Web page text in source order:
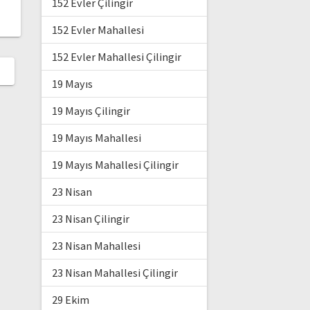
152 Evler Çilingir
152 Evler Mahallesi
152 Evler Mahallesi Çilingir
19 Mayıs
19 Mayıs Çilingir
19 Mayıs Mahallesi
19 Mayıs Mahallesi Çilingir
23 Nisan
23 Nisan Çilingir
23 Nisan Mahallesi
23 Nisan Mahallesi Çilingir
29 Ekim